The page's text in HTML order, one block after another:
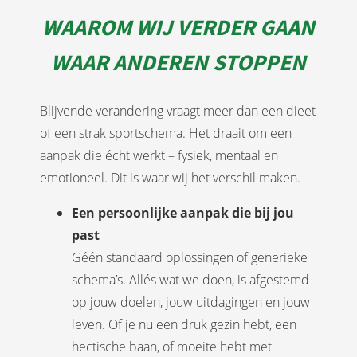
WAAROM WIJ VERDER GAAN
WAAR ANDEREN STOPPEN
Blijvende verandering vraagt meer dan een dieet
of een strak sportschema. Het draait om een
aanpak die écht werkt – fysiek, mentaal en
emotioneel. Dit is waar wij het verschil maken.
Een persoonlijke aanpak die bij jou
past
Géén standaard oplossingen of generieke
schema’s. Allés wat we doen, is afgestemd
op jouw doelen, jouw uitdagingen en jouw
leven. Of je nu een druk gezin hebt, een
hectische baan, of moeite hebt met